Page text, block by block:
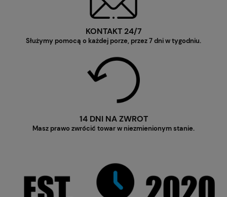
KONTAKT 24/7
Służymy pomocą o każdej porze, przez 7 dni w tygodniu.
14 DNI NA ZWROT
Masz prawo zwrócić towar w niezmienionym stanie.